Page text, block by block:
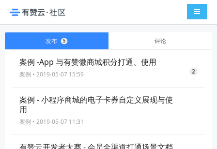
导航切
发布 5 评论
案例 -App 与有赞微商城积分打通、使用
案例 • 2019-05-07 15:59 2
案例 - 小程序商城的电子卡券自定义展现与使
用
案例 • 2019-05-07 11:31